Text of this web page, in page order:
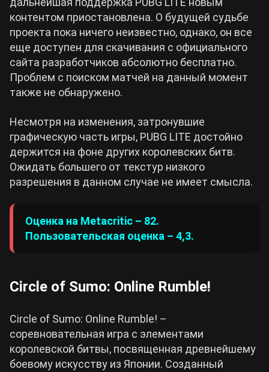
контентом приостановлена. О будущей судьбе
проекта пока ничего неизвестно, однако, он все
еще доступен для скачивания с официального
сайта разработчиков абсолютно бесплатно.
Проблем с поиском матчей на данный момент
также не обнаружено.
Несмотря на изменения, затронувшие
графическую часть игры, PUBG LITE достойно
держится на фоне других королевских битв.
Ожидать большего от текстур низкого
разрешения в данном случае не имеет смысла.
Оценка на Metacritic – 82.
Пользовательская оценка – 4,3.
Circle of Sumo: Online Rumble!
Circle of Sumo: Online Rumble! –
соревновательная игра с элементами
королевской битвы, посвященная древнейшему
боевому искусству из Японии. Созданный